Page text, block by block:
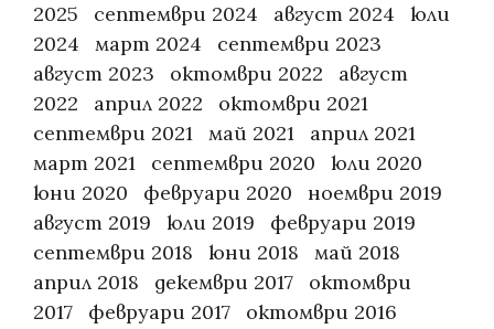
2025
септември 2024 август 2024
юли
2024
март 2024
септември 2023
август 2023
октомври 2022
август
2022
април 2022
октомври 2021
септември 2021
май 2021
април 2021
март 2021
септември 2020
юли 2020
юни 2020
февруари 2020
ноември 2019
август 2019
юли 2019
февруари 2019
септември 2018
юни 2018
май 2018
април 2018
декември 2017
октомври
2017
февруари 2017
октомври 2016